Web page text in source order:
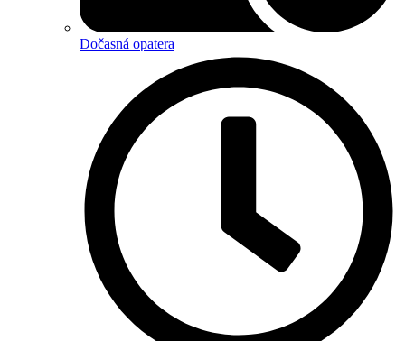
Dočasná opatera